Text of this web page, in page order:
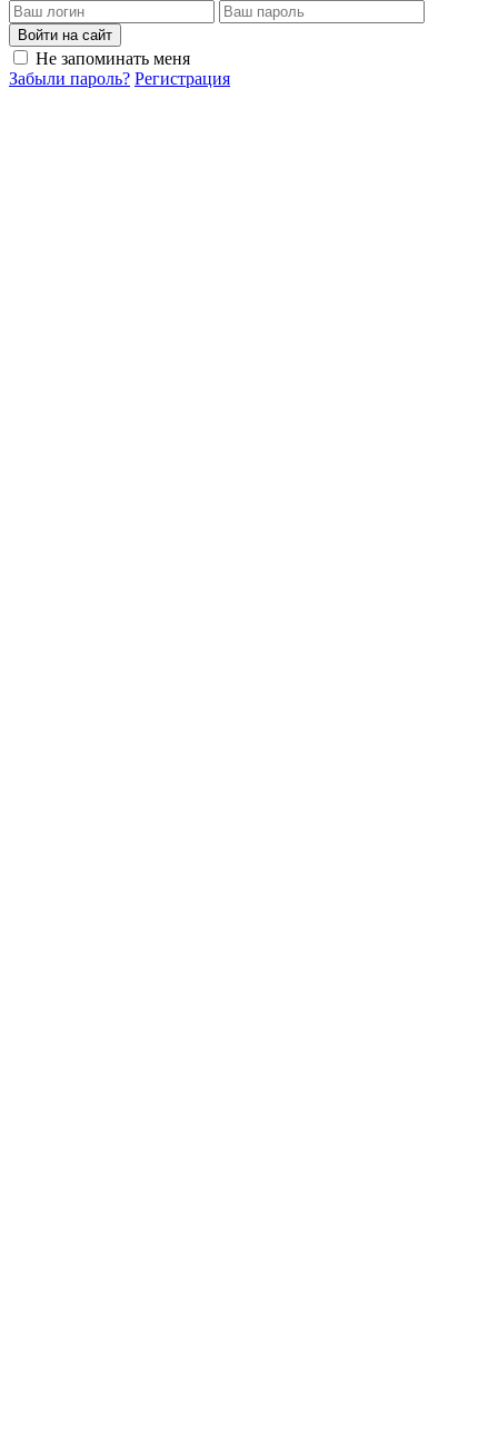
Войти на сайт
Не запоминать меня
Забыли пароль? Регистрация